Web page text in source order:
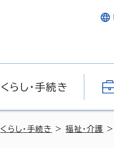
くらし・手続き
くらし・手続き >福祉・介護 >